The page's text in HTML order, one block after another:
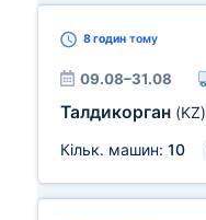
8 годин тому
09.08–31.08
Талдикорган (KZ)
Кільк. машин: 10